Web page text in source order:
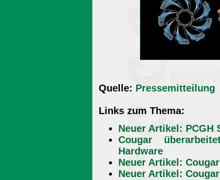
Quelle: Pressemitteilung
Links zum Thema:
Neuer Artikel: PCGH
Cougar
Hardware
Neuer Artikel:
Neuer Artikel: